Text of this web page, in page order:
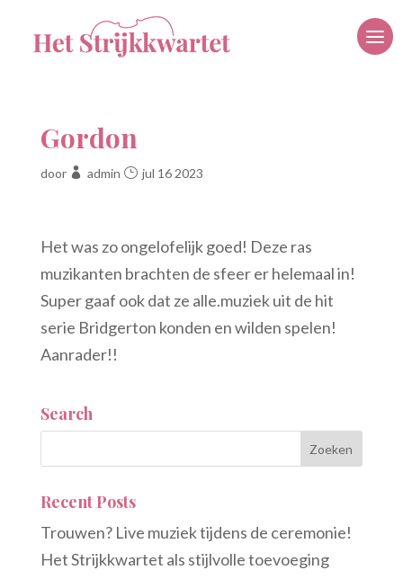
Gordon
door admin jul 16 2023
Het was zo ongelofelijk goed! Deze ras
muzikanten brachten de sfeer er helemaal in!
Super gaaf ook dat ze alle.muziek uit de hit
serie Bridgerton konden en wilden spelen!
Aanrader!!
Search
Recent Posts
Trouwen? Live muziek tijdens de ceremonie!
Het Strijkkwartet als stijlvolle toevoeging